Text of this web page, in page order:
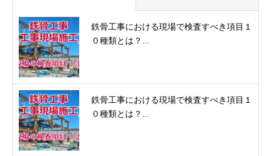
鉄骨工事における現場で検査すべき項目１
０種類とは？...
鉄骨工事における現場で検査すべき項目１
０種類とは？...